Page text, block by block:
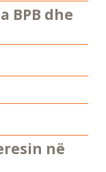
BPB dhe
në